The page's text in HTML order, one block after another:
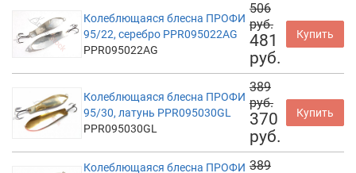
Колеблющаяся блесна ПРОФИ
95/22, серебро PPR095022AG
PPR095022AG
506
руб.
481
руб.
Купить
Колеблющаяся блесна ПРОФИ
95/30, латунь PPR095030GL
PPR095030GL
389
руб.
370
руб.
Купить
Колеблющаяся блесна ПРОФИ 389